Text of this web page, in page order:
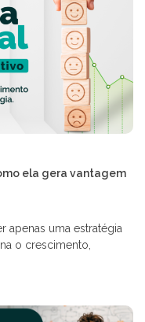
ela gera vantagem
apenas uma estratégia
o crescimento,